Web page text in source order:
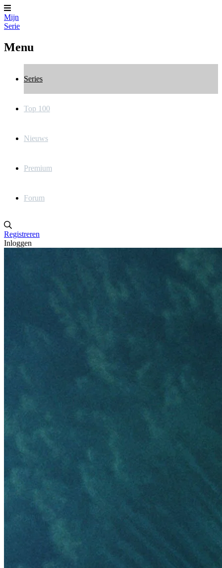
Mijn
Serie
Menu
Series
Top 100
Nieuws
Premium
Forum
Registreren
Inloggen